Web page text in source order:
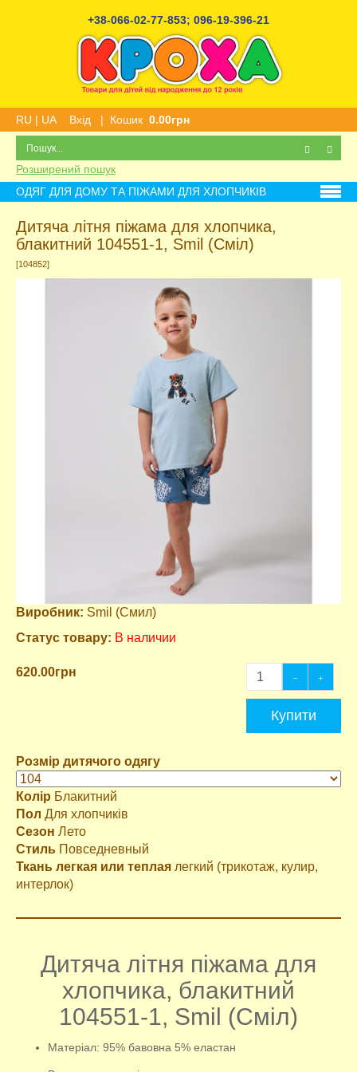
+38-066-02-77-853; 096-19-396-21
RU | UA Вхід | Кошик 0.00грн
Розширений пошук
ОДЯГ ДЛЯ ДОМУ ТА ПІЖАМИ ДЛЯ ХЛОПЧИКІВ
Дитяча літня піжама для хлопчика,
блакитний 104551-1, Smil (Сміл)
[104852]
Виробник: Smil (Смил)
Статус товару: В наличии
620.00грн
Купити
Розмір дитячого одягу
Колір Блакитний
Пол Для хлопчиків
Сезон Лето
Стиль Повседневный
Ткань легкая или теплая легкий (трикотаж, кулир,
интерлок)
Дитяча літня піжама для
хлопчика, блакитний
104551-1, Smil (Сміл)
Матеріал: 95% бавовна 5% еластан